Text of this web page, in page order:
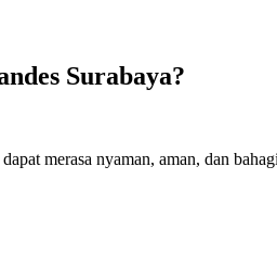
Surabaya?
merasa nyaman, aman, dan